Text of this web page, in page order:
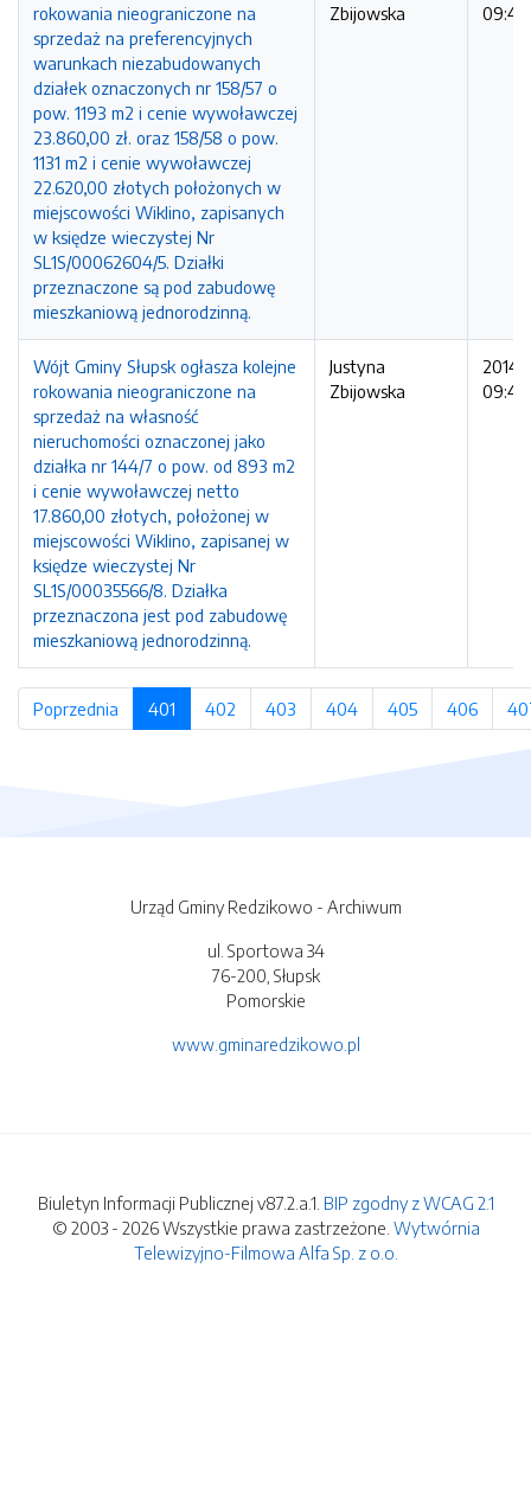
rokowania nieograniczone na
sprzedaż na preferencyjnych
warunkach niezabudowanych
działek oznaczonych nr 158/57 o
pow. 1193 m2 i cenie wywoławczej
23.860,00 zł. oraz 158/58 o pow.
1131 m2 i cenie wywoławczej
22.620,00 złotych położonych w
miejscowości Wiklino, zapisanych
w księdze wieczystej Nr
SL1S/00062604/5. Działki
przeznaczone są pod zabudowę
mieszkaniową jednorodzinną.
Zbijowska
Wójt Gminy Słupsk ogłasza kolejne
rokowania nieograniczone na
sprzedaż na własność
nieruchomości oznaczonej jako
działka nr 144/7 o pow. od 893 m2
i cenie wywoławczej netto
17.860,00 złotych, położonej w
miejscowości Wiklino, zapisanej w
księdze wieczystej Nr
SL1S/00035566/8. Działka
przeznaczona jest pod zabudowę
mieszkaniową jednorodzinną.
Justyna
Zbijowska
2014-
Poprzednia strona
401 (bieżąca strona)
402 strona
403 strona
404 strona
405 strona
406 strona
Urząd Gminy Redzikowo - Archiwum
ul. Sportowa 34
76-200, Słupsk
Pomorskie
www.gminaredzikowo.pl
Biuletyn Informacji Publicznej v87.2.a.1. BIP zgodny z WCAG 2.1
© 2003 - 2026 Wszystkie prawa zastrzeżone. Wytwórnia
Telewizyjno-Filmowa Alfa Sp. z o.o.